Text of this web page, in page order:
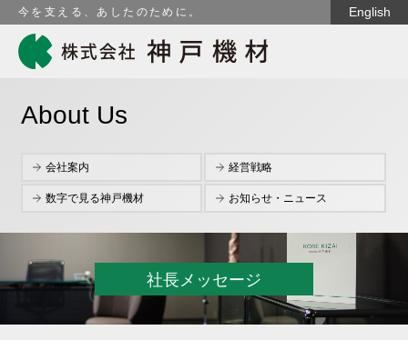
今を支える、あしたのために。 English
About Us
会社案内 経営戦略
数字で見る神戸機材 お知らせ・ニュース
社長メッセージ